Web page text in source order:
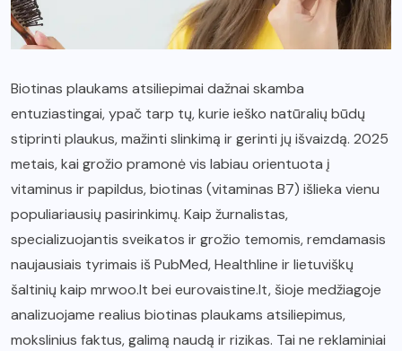
Biotinas plaukams atsiliepimai dažnai skamba
entuziastingai, ypač tarp tų, kurie ieško natūralių būdų
stiprinti plaukus, mažinti slinkimą ir gerinti jų išvaizdą. 2025
metais, kai grožio pramonė vis labiau orientuota į
vitaminus ir papildus, biotinas (vitaminas B7) išlieka vienu
populiariausių pasirinkimų. Kaip žurnalistas,
specializuojantis sveikatos ir grožio temomis, remdamasis
naujausiais tyrimais iš PubMed, Healthline ir lietuviškų
šaltinių kaip mrwoo.lt bei eurovaistine.lt, šioje medžiagoje
analizuojame realius biotinas plaukams atsiliepimus,
mokslinius faktus, galimą naudą ir rizikas. Tai ne reklaminiai